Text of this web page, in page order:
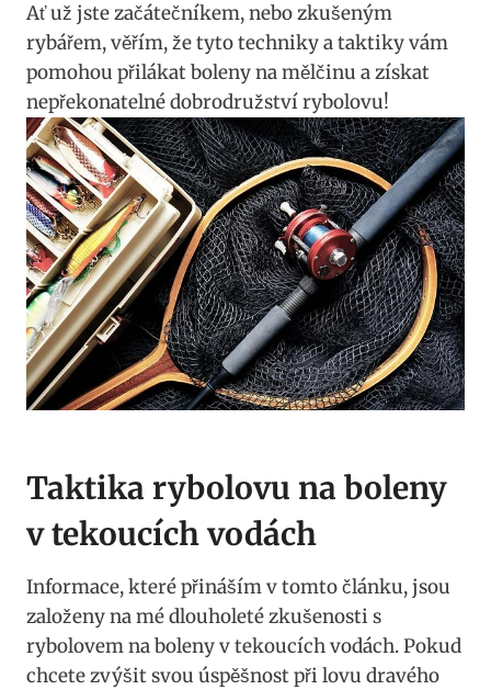
Ať ‍už​ jste začátečníkem, nebo zkušeným
rybářem, věřím, že tyto techniky a taktiky vám
pomohou přilákat boleny na mělčinu a získat
⁤nepřekonatelné dobrodružství rybolovu!
Taktika‌ rybolovu‍ na boleny
v tekoucích vodách
Informace, které přináším‌ v tomto⁤ článku, jsou
založeny na mé dlouholeté zkušenosti s
rybolovem na boleny v tekoucích vodách. Pokud
chcete⁢ zvýšit svou úspěšnost při lovu dravého